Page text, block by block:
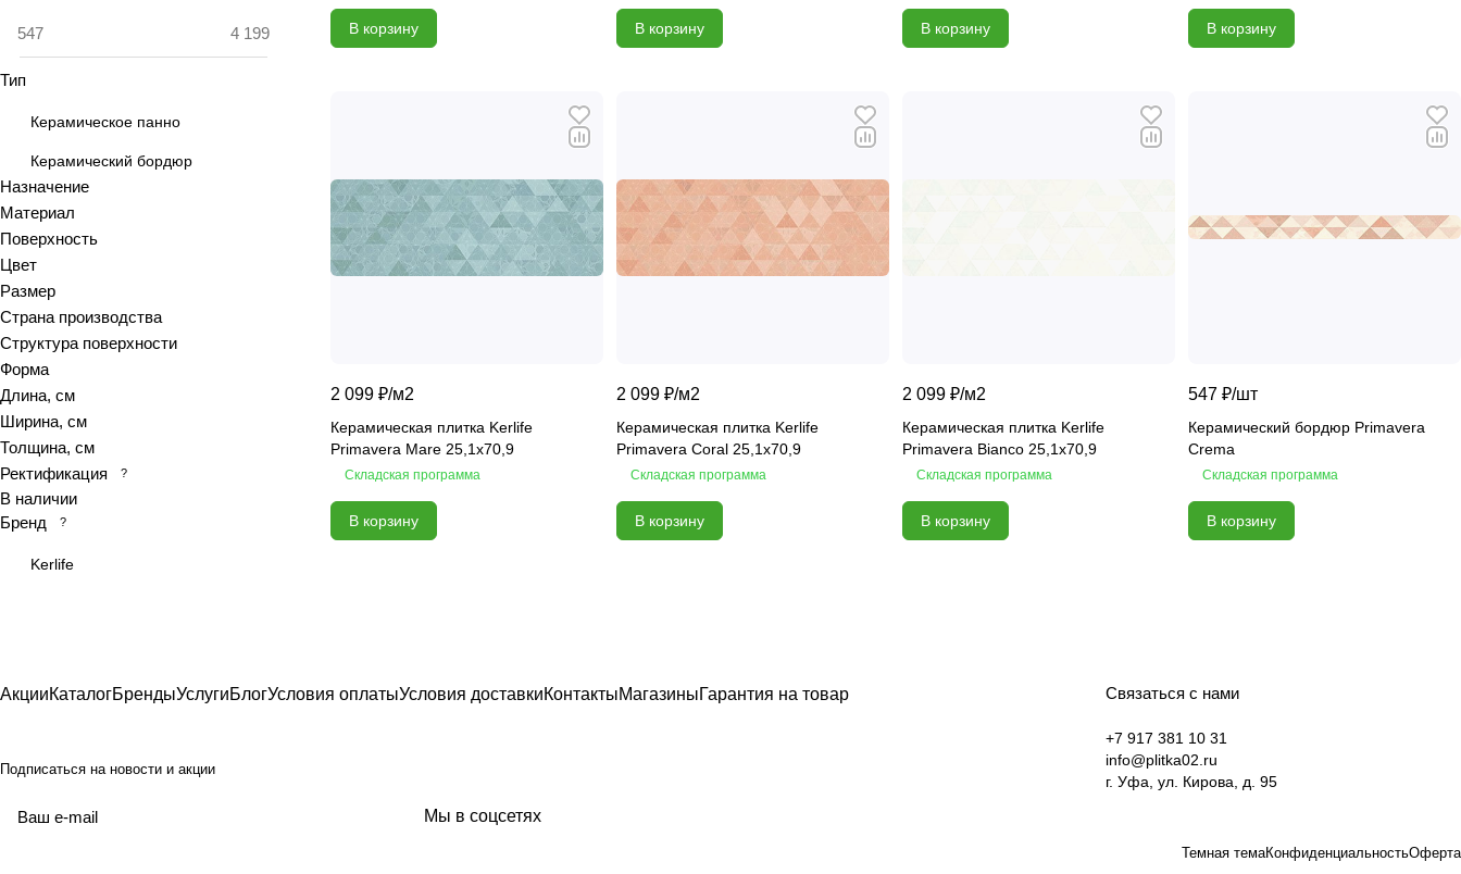
В корзину В корзину В корзину В корзину
2 099 ₽/м2
Керамическая плитка Kerlife
Primavera Mare 25,1х70,9
Складская программа
В корзину
2 099 ₽/м2
Керамическая плитка Kerlife
Primavera Coral 25,1х70,9
Складская программа
В корзину
2 099 ₽/м2
Керамическая плитка Kerlife
Primavera Bianco 25,1х70,9
Складская программа
В корзину
547 ₽/шт
Керамический бордюр Primavera
Crema
Складская программа
В корзину
Azolla
Bricks
Calacatta
Calacatta Fantasy
Calacatta Gold
Calacatta Grey
Calacatta Ivory
Calacatta royal
Calypso
Cariota
Carrara
Celia
Chateau
Desert
Eclipse
Elegance
Тип
Керамическое панно
Керамический бордюр
Назначение
Материал
Поверхность
Цвет
Размер
Страна производства
Структура поверхности
Форма
Длина, см
Ширина, см
Толщина, см
Ректификация
?
В наличии
Бренд
?
Kerlife
АкцииКаталогБрендыУслугиБлогУсловия оплатыУсловия доставкиКонтактыМагазиныГарантия на товар
Подписаться на новости и акции
Мы в соцсетях
Связаться с нами
+7 917 381 10 31
info@plitka02.ru
г. Уфа, ул. Кирова, д. 95
Темная темаКонфиденциальностьОферта